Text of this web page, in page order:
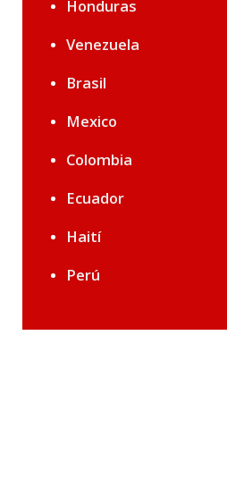
Honduras
Venezuela
Brasil
Mexico
Colombia
Ecuador
Haití
Perú